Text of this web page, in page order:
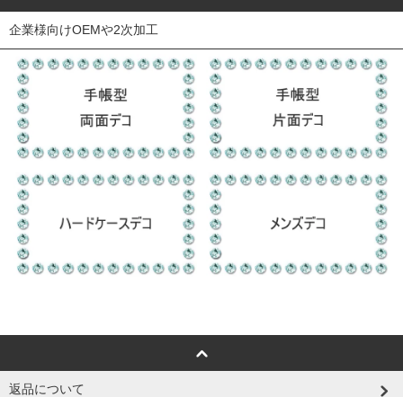
企業様向けOEMや2次加工
返品について